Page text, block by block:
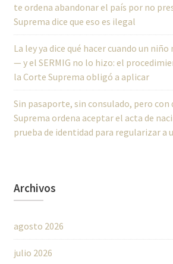
te ordena abandonar el país por no
Suprema dice que eso es ilegal
La ley ya dice qué hacer cuando un
— y el SERMIG no lo hizo: el
la Corte Suprema obligó a aplicar
Sin pasaporte, sin consulado, pero con
Suprema ordena aceptar el acta de
prueba de identidad para regularizar a
Archivos
agosto 2026
julio 2026